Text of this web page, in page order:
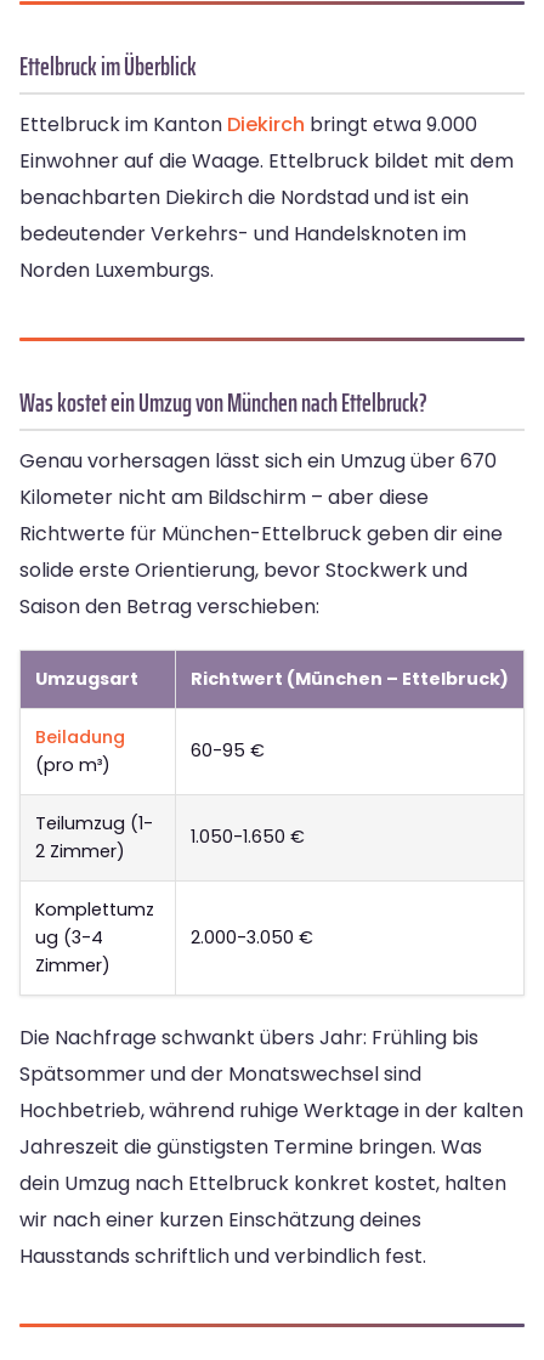
Ettelbruck im Überblick
Ettelbruck im Kanton Diekirch bringt etwa 9.000
Einwohner auf die Waage. Ettelbruck bildet mit dem
benachbarten Diekirch die Nordstad und ist ein
bedeutender Verkehrs- und Handelsknoten im
Norden Luxemburgs.
Was kostet ein Umzug von München nach Ettelbruck?
Genau vorhersagen lässt sich ein Umzug über 670
Kilometer nicht am Bildschirm – aber diese
Richtwerte für München-Ettelbruck geben dir eine
solide erste Orientierung, bevor Stockwerk und
Saison den Betrag verschieben:
Umzugsart Richtwert (München – Ettelbruck)
Beiladung
(pro m³)
60-95 €
Teilumzug (1-
2 Zimmer)
1.050-1.650 €
Komplettumz
ug (3-4
Zimmer)
2.000-3.050 €
Die Nachfrage schwankt übers Jahr: Frühling bis
Spätsommer und der Monatswechsel sind
Hochbetrieb, während ruhige Werktage in der kalten
Jahreszeit die günstigsten Termine bringen. Was
dein Umzug nach Ettelbruck konkret kostet, halten
wir nach einer kurzen Einschätzung deines
Hausstands schriftlich und verbindlich fest.